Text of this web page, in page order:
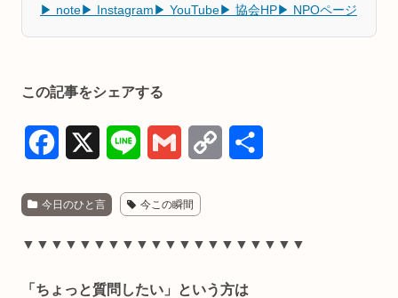
▶ note ▶ Instagram ▶ YouTube ▶ 協会HP ▶ NPOページ
この記事をシェアする
c
e
n
e
a
i y
今日のひと言 今この瞬間
▼▼▼▼▼▼▼▼▼▼▼▼▼▼▼▼▼▼▼▼
「ちょっと質問したい」という方は